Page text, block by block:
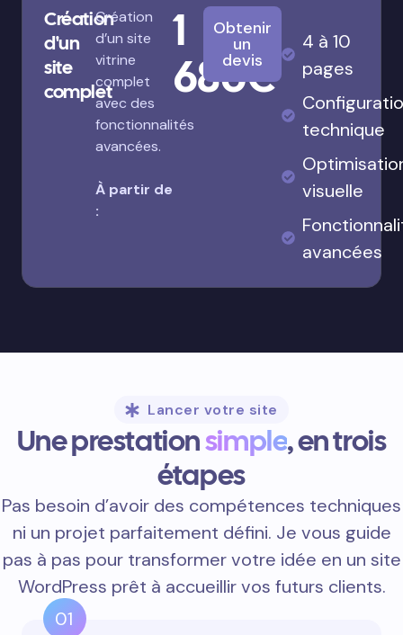
Création
d'un
site
complet
Création
d’un site
vitrine
complet
avec des
fonctionnalités
avancées.
À partir de
:
1
680€
Obtenir
un
devis
4 à 10
pages
technique
visuelle
avancées
Lancer votre site
Une prestationsimple, en trois
étapes
Pas besoin d’avoir des compétences techniques
ni un projet parfaitement défini. Je vous guide
pas à pas pour transformer votre idée en un site
WordPress prêt à accueillir vos futurs clients.
01